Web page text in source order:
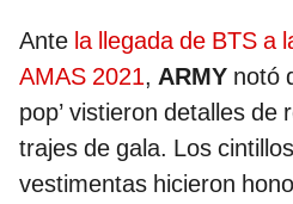
Ante la llegada de BTS a
AMAS 2021, ARMY notó
pop’ vistieron detalles de
trajes de gala. Los
vestimentas hicieron